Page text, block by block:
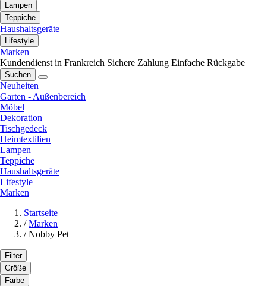
Lampen
Teppiche
Haushaltsgeräte
Lifestyle
Marken
Kundendienst in Frankreich Sichere Zahlung Einfache Rückgabe
Suchen
Neuheiten
Garten - Außenbereich
Möbel
Dekoration
Tischgedeck
Heimtextilien
Lampen
Teppiche
Haushaltsgeräte
Lifestyle
Marken
Startseite
/ Marken
/ Nobby Pet
Filter
Größe
Farbe